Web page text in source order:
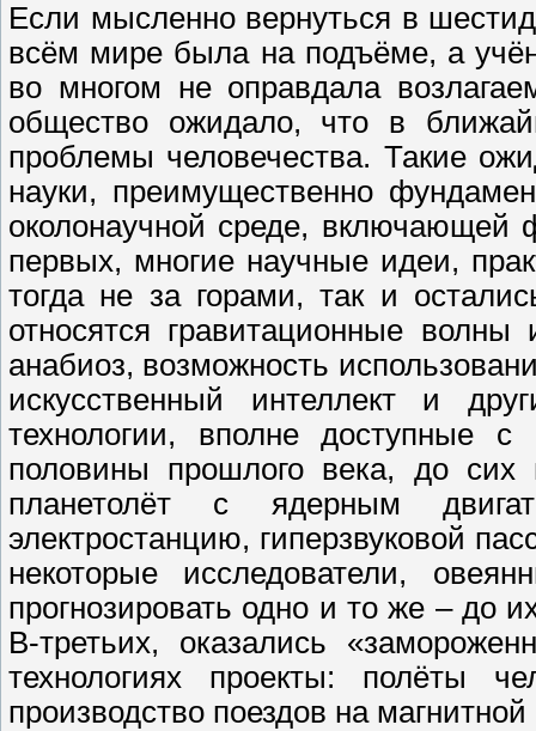
Если мысленно вернуться в
всём мире была на подъёме, а
во многом не оправдала
общество ожидало, что в
проблемы человечества. Такие
науки, преимущественно
околонаучной среде,
первых, многие научные идеи,
тогда не за горами, так и
относятся гравитационные волны
анабиоз, возможность
искусственный интеллект и
технологии, вполне доступные
половины прошлого века, до сих
планетолёт с ядерным
электростанцию, гиперзвуковой
некоторые исследователи,
прогнозировать одно и то же – до
В-третьих, оказались
технологиях проекты: полёты
производство поездов на